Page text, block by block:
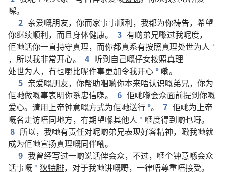
㗎。
2 亲爱嘅朋友， 你而家事事顺利， 我都为你祷告， 希望
你继续顺利， 而且身体健康。 3 有啲弟兄嚟过我呢度，
佢哋话你一直持守真理， 而你都真系有按照真理处世为人 *
， 所以我非常开心。 4 听到自己嘅仔女按照真理
处世为人， 冇乜嘢比呢件事更加令我开心 * 嘞。
5 亲爱嘅朋友， 你帮助嗰啲你本来唔认识嘅弟兄， 你为
佢哋做嘅事表明你系忠信㗎。 6 佢哋喺会众面前提到你嘅
爱心。 请用上帝钟意嘅方式为佢哋送行 *。 7 佢哋为上帝
嘅名走访唔同地方， 冇期望喺其他人 * 嗰度得到啲乜嘢。
8 所以， 我哋有责任对呢啲弟兄表现好客精神， 噉我哋就
成为佢哋宣扬真理嘅同伴嘞。
9 我曾经写过一啲说话俾会众， 不过， 嗰个钟意喺会众
话事嘅 *狄特腓， 对于我哋讲嘅嘢， 一律唔尊重唔接受。